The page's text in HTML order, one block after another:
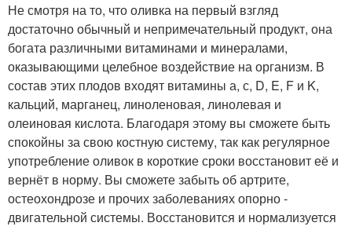
Не смотря на то, что оливка на первый взгляд
достаточно обычный и непримечательный продукт, она
богата различными витаминами и минералами,
оказывающими целебное воздействие на организм. В
состав этих плодов входят витамины а, с, D, E, F и K,
кальций, марганец, линоленовая, линолевая и
олеиновая кислота. Благодаря этому вы сможете быть
спокойны за свою костную систему, так как регулярное
употребление оливок в короткие сроки восстановит её и
вернёт в норму. Вы сможете забыть об артрите,
остеохондрозе и прочих заболеваниях опорно -
двигательной системы. Восстановится и нормализуется